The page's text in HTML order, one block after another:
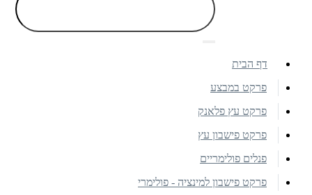
דף הבית
פרקט במבצע
פרקט עץ פלאנק
פרקט פישבון עץ
פנלים פולימריים
פרקט פישבון למינציה - פולימרי